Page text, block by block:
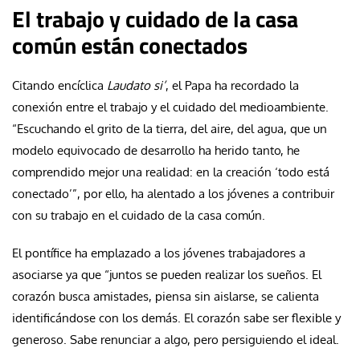
El trabajo y cuidado de la casa
común están conectados
Citando encíclica Laudato si’, el Papa ha recordado la
conexión entre el trabajo y el cuidado del medioambiente.
“Escuchando el grito de la tierra, del aire, del agua, que un
modelo equivocado de desarrollo ha herido tanto, he
comprendido mejor una realidad: en la creación ‘todo está
conectado’”, por ello, ha alentado a los jóvenes a contribuir
con su trabajo en el cuidado de la casa común.
El pontífice ha emplazado a los jóvenes trabajadores a
asociarse ya que “juntos se pueden realizar los sueños. El
corazón busca amistades, piensa sin aislarse, se calienta
identificándose con los demás. El corazón sabe ser flexible y
generoso. Sabe renunciar a algo, pero persiguiendo el ideal.